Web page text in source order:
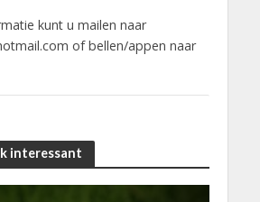
kunt u mailen naar
of bellen/appen naar
interessant